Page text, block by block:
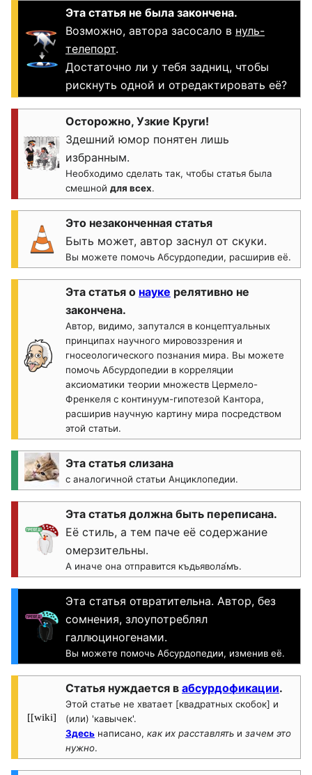
Эта статья не была закончена.
Возможно, автора засосало в нуль-
телепорт.
Достаточно ли у тебя задниц, чтобы
рискнуть одной и отредактировать её?
Осторожно, Узкие Круги!
Здешний юмор понятен лишь
избранным.
Необходимо сделать так, чтобы статья была
смешной для всех.
Это незаконченная статья
Быть может, автор заснул от скуки.
Вы можете помочь Абсурдопедии, расширив её.
Эта статья о науке релятивно не
закончена.
Автор, видимо, запутался в концептуальных
принципах научного мировоззрения и
гносеологического познания мира. Вы можете
помочь Абсурдопедии в корреляции
аксиоматики теории множеств Цермело-
Френкеля с континуум-гипотезой Кантора,
расширив научную картину мира посредством
этой статьи.
Эта статья слизана
с аналогичной статьи Анциклопедии.
Эта статья должна быть переписана.
Её стиль, а тем паче её содержание
омерзительны.
А иначе она отправится къдьявола́мъ.
Эта статья отвратительна. Автор, без
сомнения, злоупотреблял
галлюциногенами.
Вы можете помочь Абсурдопедии, изменив её.
Статья нуждается в абсурдофикации.
Этой статье не хватает [квадратных скобок] и
(или) 'кавычек'.
Здесь написано, как их расставлять и зачем это
нужно.